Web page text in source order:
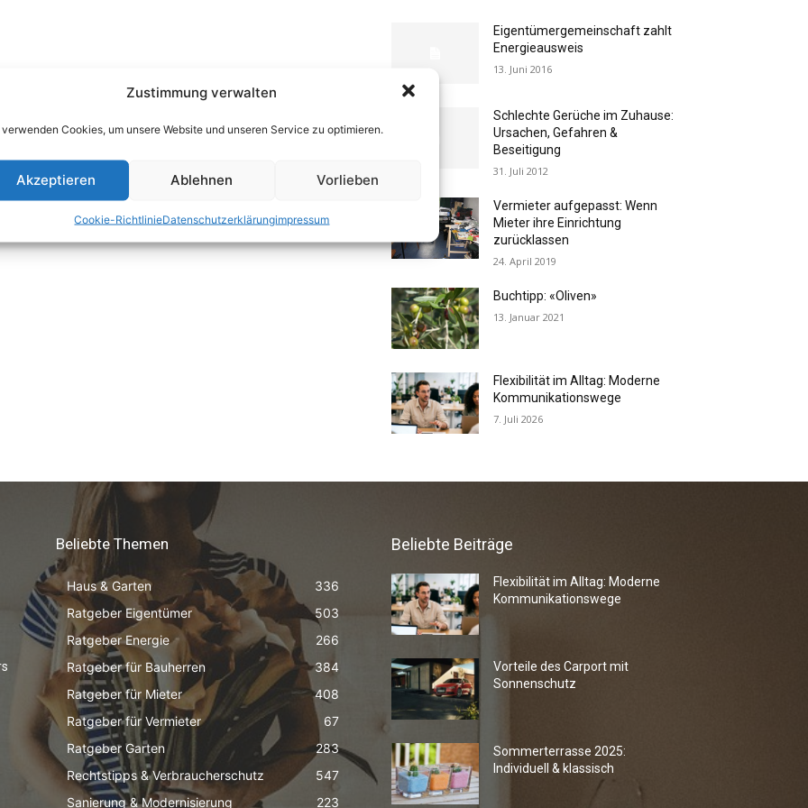
Zustimmung verwalten
verwenden Cookies, um unsere Website und unseren Service zu optimieren.
Akzeptieren Ablehnen Vorlieben
Cookie-RichtlinieDatenschutzerklärungimpressum
Eigentümergemeinschaft zahlt
Energieausweis
13. Juni 2016
Schlechte Gerüche im Zuhause:
Ursachen, Gefahren &
Beseitigung
31. Juli 2012
Vermieter aufgepasst: Wenn
Mieter ihre Einrichtung
zurücklassen
24. April 2019
Buchtipp: «Oliven»
13. Januar 2021
Flexibilität im Alltag: Moderne
Kommunikationswege
7. Juli 2026
Beliebte Themen
Haus & Garten
336
Ratgeber Eigentümer
503
Ratgeber Energie
266
Ratgeber für Bauherren
384
Ratgeber für Mieter
408
Ratgeber für Vermieter
67
Ratgeber Garten
283
Rechtstipps & Verbraucherschutz
547
Sanierung & Modernisierung
223
Beliebte Beiträge
Flexibilität im Alltag: Moderne
Kommunikationswege
Vorteile des Carport mit
Sonnenschutz
Sommerterrasse 2025:
Individuell & klassisch